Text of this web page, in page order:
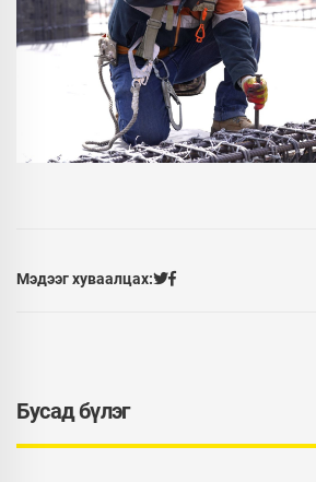
Мэдээг хуваалцах:
Бусад бүлэг